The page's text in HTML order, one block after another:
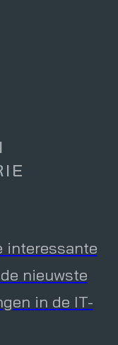
interessante
nieuwste
in de IT-